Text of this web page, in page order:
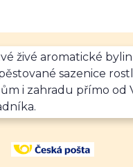
živé aromatické
sazenice
i zahradu přímo od